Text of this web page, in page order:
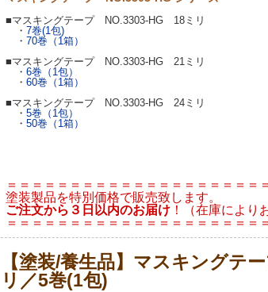
■マスキングテープ NO.3303-HG 18ミリ
・ 7巻(1包)
・ 70巻（1箱）
■マスキングテープ NO.3303-HG 21ミリ
・ 6巻（1包）
・ 60巻（1箱）
■マスキングテープ NO.3303-HG 24ミリ
・ 5巻（1包）
・ 50巻（1箱）
＝＝＝＝＝＝＝＝＝＝＝＝＝＝＝＝＝＝＝＝
塗装製品を特別価格で販売致します。
ご注文から３日以内のお届け！（在庫により
＝＝＝＝＝＝＝＝＝＝＝＝＝＝＝＝＝＝＝＝
【塗装/養生品】マスキング
リ／5巻(1包)